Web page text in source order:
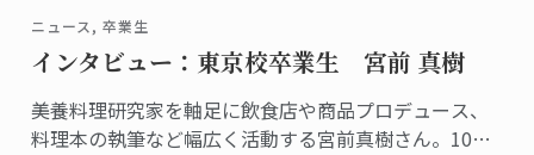
ニュース, 卒業生
インタビュー：東京校卒業生 宮前 真樹
美養料理研究家を軸足に飲食店や商品プロデュース、
料理本の執筆など幅広く活動する宮前真樹さん。10～